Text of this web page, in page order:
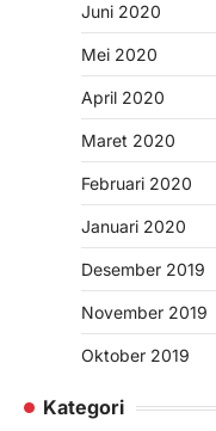
Juni 2020
Mei 2020
April 2020
Maret 2020
Februari 2020
Januari 2020
Desember 2019
November 2019
Oktober 2019
Kategori